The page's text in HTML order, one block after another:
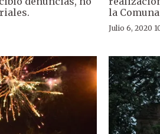
la
Julio 6, 2020